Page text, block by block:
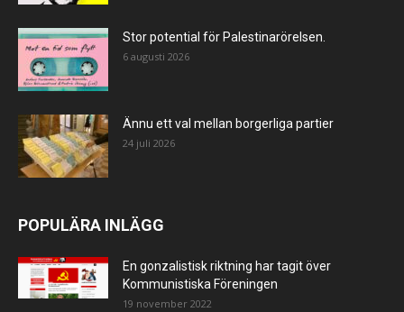
Stor potential för Palestinarörelsen.
6 augusti 2026
Ännu ett val mellan borgerliga partier
24 juli 2026
POPULÄRA INLÄGG
En gonzalistisk riktning har tagit över
Kommunistiska Föreningen
19 november 2022